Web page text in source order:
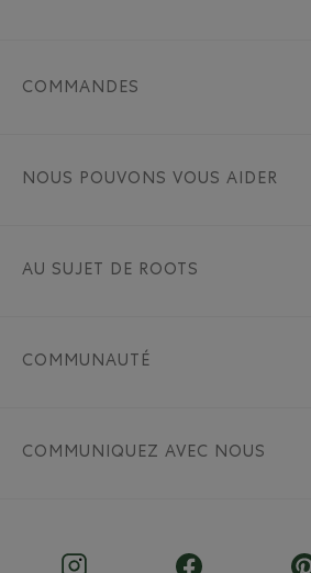
COMMANDES
NOUS POUVONS VOUS AIDER
AU SUJET DE ROOTS
COMMUNAUTÉ
COMMUNIQUEZ AVEC NOUS